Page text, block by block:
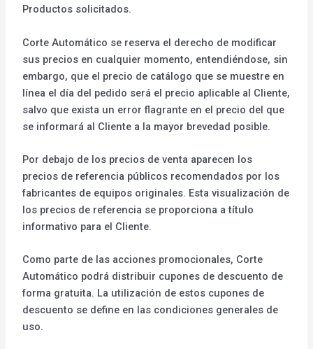
Productos solicitados.
Corte Automático se reserva el derecho de modificar
sus precios en cualquier momento, entendiéndose, sin
embargo, que el precio de catálogo que se muestre en
línea el día del pedido será el precio aplicable al Cliente,
salvo que exista un error flagrante en el precio del que
se informará al Cliente a la mayor brevedad posible.
Por debajo de los precios de venta aparecen los
precios de referencia públicos recomendados por los
fabricantes de equipos originales. Esta visualización de
los precios de referencia se proporciona a título
informativo para el Cliente.
Como parte de las acciones promocionales, Corte
Automático podrá distribuir cupones de descuento de
forma gratuita. La utilización de estos cupones de
descuento se define en las condiciones generales de
uso.